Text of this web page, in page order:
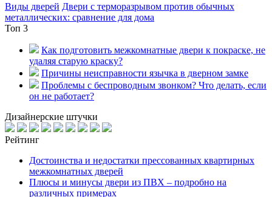
Виды дверей Двери с терморазрывом против обычных
металлических: сравнение для дома
Топ 3
Как подготовить межкомнатные двери к покраске, не
удаляя старую краску?
Причины неисправности язычка в дверном замке
Проблемы с беспроводным звонком? Что делать, если
он не работает?
Дизайнерские штучки
Рейтинг
Достоинства и недостатки прессованных квартирных
межкомнатных дверей
Плюсы и минусы двери из ПВХ – подробно на
различных примерах